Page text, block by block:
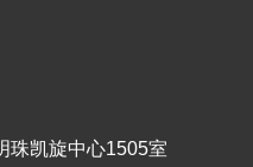
珠凯旋中心1505室